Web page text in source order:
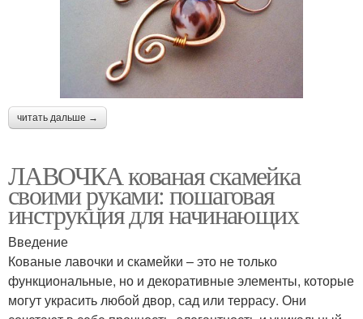
читать дальше →
ЛАВОЧКА кованая скамейка
своими руками: пошаговая
инструкция для начинающих
Введение
Кованые лавочки и скамейки – это не только
функциональные, но и декоративные элементы, которые
могут украсить любой двор, сад или террасу. Они